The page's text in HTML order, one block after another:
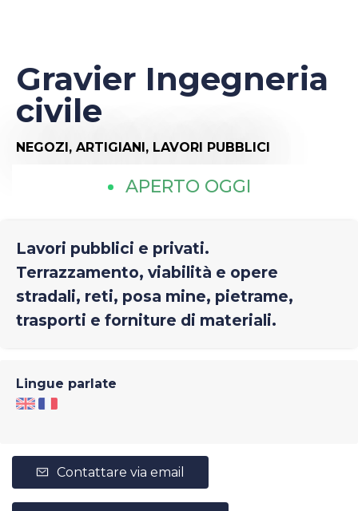
Gravier Ingegneria
civile
NEGOZI, ARTIGIANI, LAVORI PUBBLICI
APERTO OGGI
Lavori pubblici e privati.
Terrazzamento, viabilità e opere
stradali, reti, posa mine, pietrame,
trasporti e forniture di materiali.
Lingue parlate
Contattare via email